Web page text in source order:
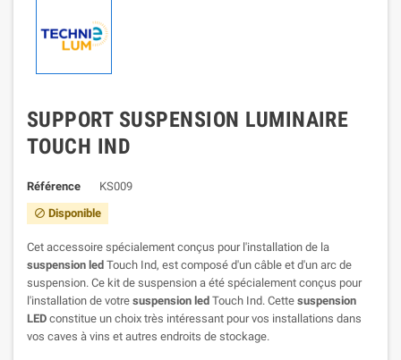
SUPPORT SUSPENSION LUMINAIRE
TOUCH IND
Référence KS009
 Disponible
Cet accessoire spécialement conçus pour l'installation de la
suspension led Touch Ind, est composé d'un câble et d'un arc de
suspension. Ce kit de suspension a été spécialement conçus pour
l'installation de votre suspension led Touch Ind. Cette suspension
LED constitue un choix très intéressant pour vos installations dans
vos caves à vins et autres endroits de stockage.